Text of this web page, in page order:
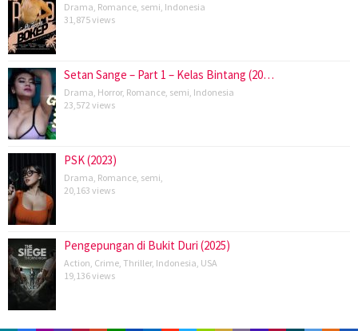
Drama, Romance, semi, Indonesia
31,875 views
Setan Sange – Part 1 – Kelas Bintang (20…
Drama, Horror, Romance, semi, Indonesia
23,572 views
PSK (2023)
Drama, Romance, semi,
20,163 views
Pengepungan di Bukit Duri (2025)
Action, Crime, Thriller, Indonesia, USA
19,136 views